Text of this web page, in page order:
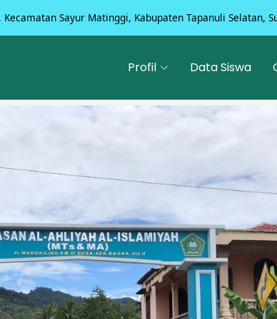
Sayur Matinggi, Kabupaten Tapanuli Selatan,
Profil Data Siswa